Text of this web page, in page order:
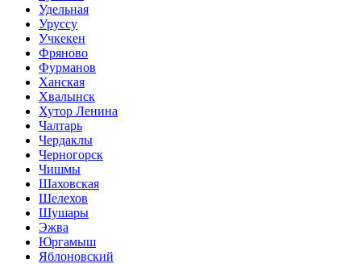
Удельная
Уруссу
Учкекен
Фряново
Фурманов
Ханская
Хвалынск
Хутор Ленина
Чалтарь
Чердаклы
Черногорск
Чишмы
Шаховская
Шелехов
Шушары
Эжва
Юргамыш
Яблоновский